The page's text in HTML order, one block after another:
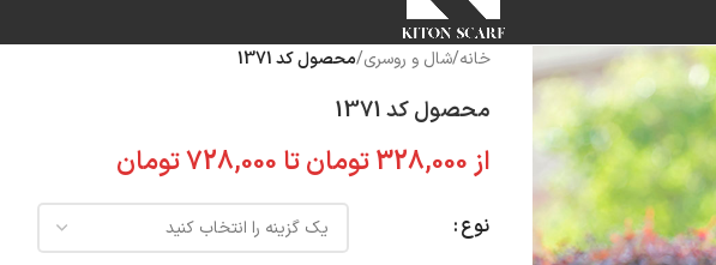
خانه/شال و روسری/محصول کد 1371
محصول کد 1371
از328,000تومانتا 728,000تومان
نوع